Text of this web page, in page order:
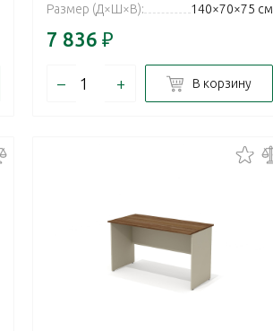
Размер (Д×Ш×В):
140×70×75 см
7 836 ₽
– + В корзину